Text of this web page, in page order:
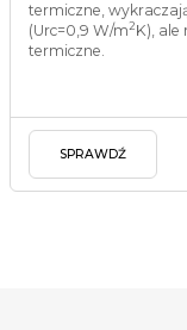
termiczne,
(Urc=0,9 W/m2K), ale
termiczne.
SPRAWDŹ